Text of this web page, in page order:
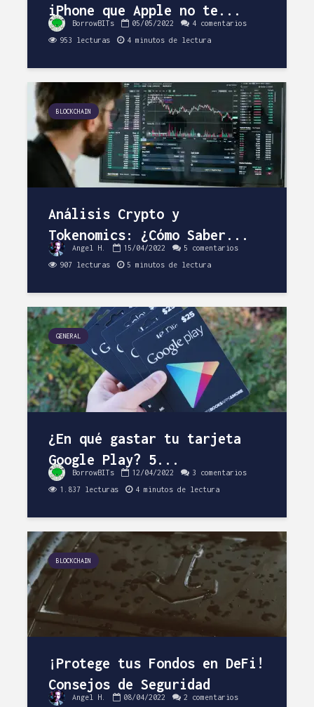
iPhone que Apple no te...
BorrowBITs 05/05/2022 4 comentarios
953 lecturas 4 minutos de lectura
BLOCKCHAIN
Análisis Crypto y
Tokenomics: ¿Cómo Saber...
Angel H. 15/04/2022 5 comentarios
907 lecturas 5 minutos de lectura
GENERAL
¿En qué gastar tu tarjeta
Google Play? 5...
BorrowBITs 12/04/2022 3 comentarios
1.837 lecturas 4 minutos de lectura
BLOCKCHAIN
¡Protege tus Fondos en DeFi!
Consejos de Seguridad
Angel H. 08/04/2022 2 comentarios
Esnifando
contraseñas con
10/12/2013
45
comentarios
3 minutos de
lectura
¿Cómo aprobar el
Foundation?
Rafa M.
45
comentarios
05/06/
33
6
lectura
y hosting:
Abansys.